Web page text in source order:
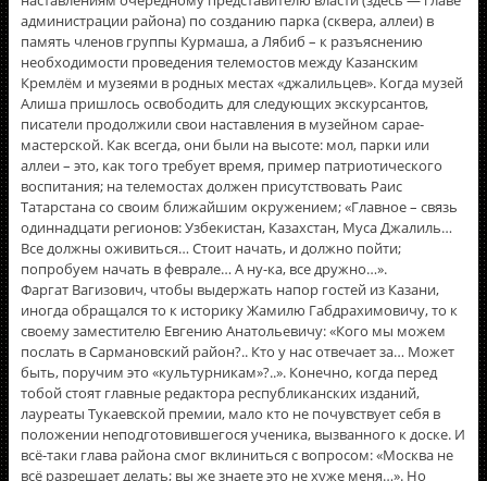
администрации района) по созданию парка (сквера, аллеи) в
память членов группы Курмаша, а Лябиб – к разъяснению
необходимости проведения телемостов между Казанским
Кремлëм и музеями в родных местах «джалильцев». Когда музей
Алиша пришлось освободить для следующих экскурсантов,
писатели продолжили свои наставления в музейном сарае-
мастерской. Как всегда, они были на высоте: мол, парки или
аллеи – это, как того требует время, пример патриотического
воспитания; на телемостах должен присутствовать Раис
Татарстана со своим ближайшим окружением; «Главное – связь
одиннадцати регионов: Узбекистан, Казахстан, Муса Джалиль…
Все должны оживиться… Стоит начать, и должно пойти;
попробуем начать в феврале… А ну-ка, все дружно…».
Фаргат Вагизович, чтобы выдержать напор гостей из Казани,
иногда обращался то к историку Жамилю Габдрахимовичу, то к
своему заместителю Евгению Анатольевичу: «Кого мы можем
послать в Сармановский район?.. Кто у нас отвечает за… Может
быть, поручим это «культурникам»?..». Конечно, когда перед
тобой стоят главные редактора республиканских изданий,
лауреаты Тукаевской премии, мало кто не почувствует себя в
положении неподготовившегося ученика, вызванного к доске. И
всё-таки глава района смог вклиниться с вопросом: «Москва не
всё разрешает делать; вы же знаете это не хуже меня…». Но